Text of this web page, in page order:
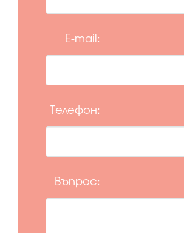
E-mail:
Телефон:
Въпрос: